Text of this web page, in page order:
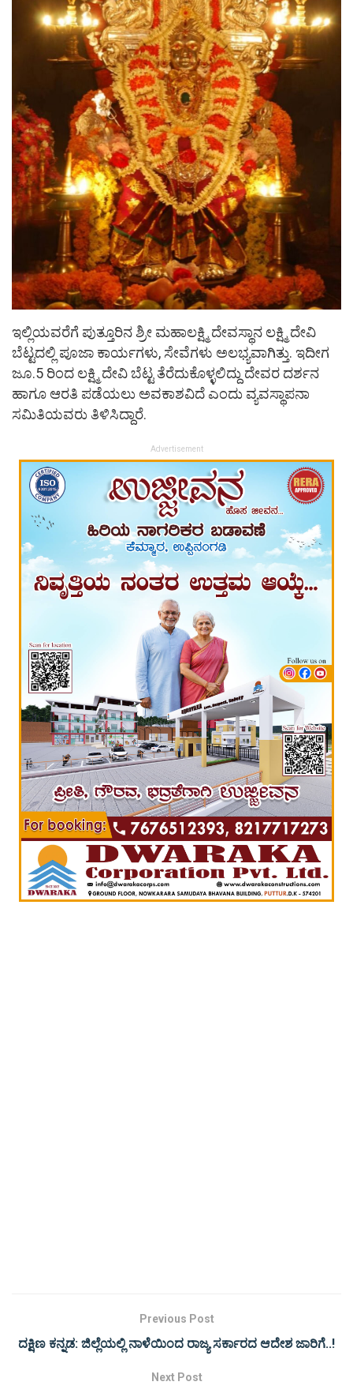
ಇಲ್ಲಿಯವರೆಗೆ ಪುತ್ತೂರಿನ ಶ್ರೀ ಮಹಾಲಕ್ಷ್ಮಿ ದೇವಸ್ಥಾನ ಲಕ್ಷ್ಮಿ ದೇವಿ
ಬೆಟ್ಟದಲ್ಲಿ ಪೂಜಾ ಕಾರ್ಯಗಳು, ಸೇವೆಗಳು ಅಲಭ್ಯವಾಗಿತ್ತು. ಇದೀಗ
ಜೂ.5 ರಿಂದ ಲಕ್ಷ್ಮಿ ದೇವಿ ಬೆಟ್ಟ ತೆರೆದುಕೊಳ್ಳಲಿದ್ದು ದೇವರ ದರ್ಶನ
ಹಾಗೂ ಆರತಿ ಪಡೆಯಲು ಅವಕಾಶವಿದೆ ಎಂದು ವ್ಯವಸ್ಥಾಪನಾ
ಸಮಿತಿಯವರು ತಿಳಿಸಿದ್ದಾರೆ.
Advertisement
Previous Post
ದಕ್ಷಿಣ ಕನ್ನಡ: ಜಿಲ್ಲೆಯಲ್ಲಿ ನಾಳೆಯಿಂದ ರಾಜ್ಯ ಸರ್ಕಾರದ ಆದೇಶ ಜಾರಿಗೆ..!
Next Post